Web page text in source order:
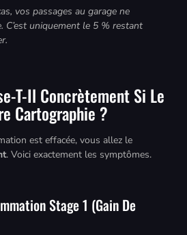
vos passages au garage ne
C’est uniquement le 5 % restant
T-Il Concrètement Si Le
Cartographie ?
est effacée, vous allez le
. Voici exactement les symptômes.
Stage 1 (gain De